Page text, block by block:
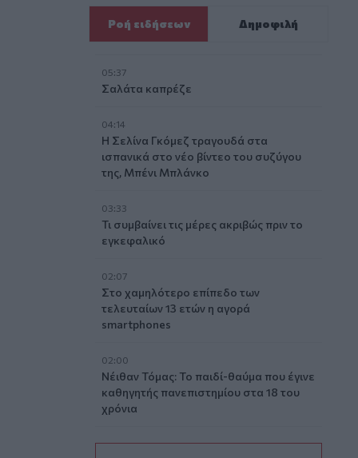
Ροή ειδήσεων Δημοφιλή
05:37
Σαλάτα καπρέζε
04:14
Η Σελίνα Γκόμεζ τραγουδά στα
ισπανικά στο νέο βίντεο του συζύγου
της, Μπένι Μπλάνκο
03:33
Τι συμβαίνει τις μέρες ακριβώς πριν το
εγκεφαλικό
02:07
Στο χαμηλότερο επίπεδο των
τελευταίων 13 ετών η αγορά
smartphones
02:00
Νέιθαν Τόμας: Το παιδί-θαύμα που έγινε
καθηγητής πανεπιστημίου στα 18 του
χρόνια
01:10